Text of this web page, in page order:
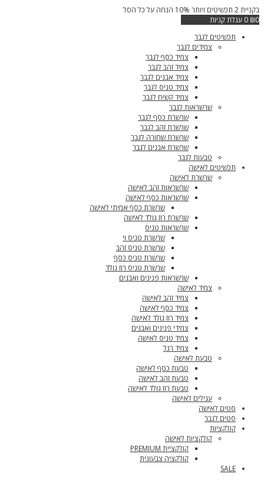
דילוג
לתוכן
בקניית 2 תכשיטים ויותר 10% הנחה על כל הסל
₪0
0 עגלת קניות
תכשיטים לגבר
צמידים לגבר
צמיד כסף לגבר
צמיד זהב לגבר
צמיד אבנים לגבר
צמיד טניס לגבר
צמיד קשיח לגבר
שרשראות לגבר
שרשרת כסף לגבר
שרשרת זהב לגבר
שרשרת שחורה לגבר
שרשרת אבנים לגבר
טבעות לגבר
תכשיטים לאישה
שרשרת לאישה
שרשראות זהב לאישה
שרשראות כסף לאישה
שרשרת כסף אמיתי לאישה
שרשרת רוז גולד לאישה
שרשראות טניס
שרשרת טניס וי
שרשרת טניס זהב
שרשרת טניס כסף
שרשרת טניס רוז גולד
שרשראות פנינים ואבנים
צמיד לאישה
צמיד זהב לאישה
צמיד כסף לאישה
צמיד רוז גולד לאישה
צמידי פנינים ואבנים
צמיד טניס לאישה
צמיד רגל
טבעת לאישה
טבעת כסף לאישה
טבעת זהב לאישה
טבעת רוז גולד לאישה
עגילים לאישה
סטים לאישה
סטים לגבר
קולקציות
קולקציות לאישה
קולקציית PREMIUM
קולקציה צבעונית
SALE